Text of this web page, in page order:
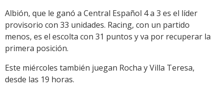
Albión, que le ganó a Central Español 4 a 3 es el líder
provisorio con 33 unidades. Racing, con un partido
menos, es el escolta con 31 puntos y va por recuperar la
primera posición.
Este miércoles también juegan Rocha y Villa Teresa,
desde las 19 horas.